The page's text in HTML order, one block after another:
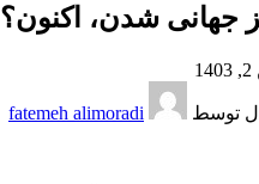
جهانی‌ شدن، اکنون؟
توسط fatemeh alimoradi